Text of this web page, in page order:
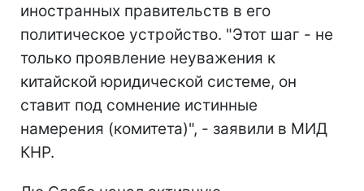
иностранных правительств в его
политическое устройство. "Этот шаг - не
только проявление неуважения к
китайской юридической системе, он
ставит под сомнение истинные
намерения (комитета)", - заявили в МИД
КНР.